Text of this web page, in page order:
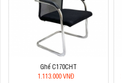
Ghế C170CHT
1.113.000 VNĐ